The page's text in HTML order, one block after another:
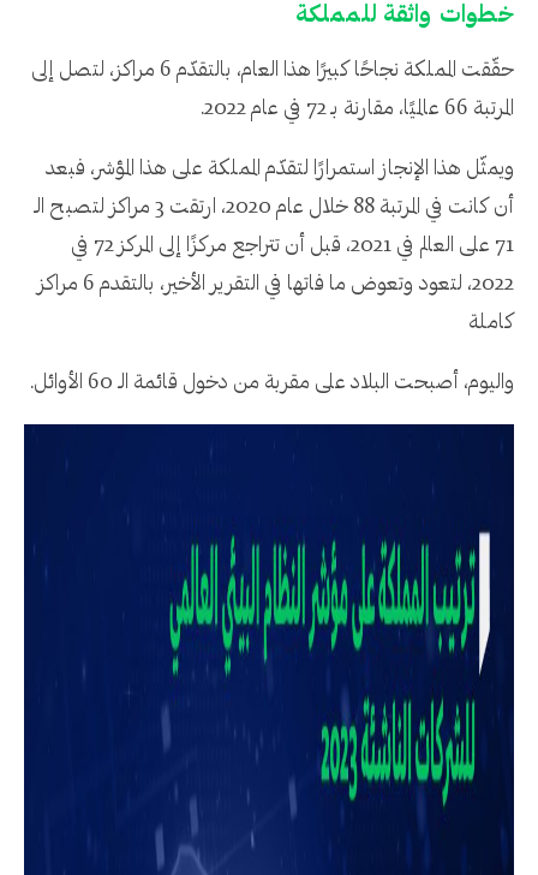
خطوات واثقة للمملكة
حقّقت المملكة نجاحًا كبيرًا هذا العام، بالتقدّم 6 مراكز، لتصل إلى
المرتبة 66 عالميًا، مقارنة بـ 72 في عام 2022.
ويمثّل هذا الإنجاز استمرارًا لتقدّم المملكة على هذا المؤشر، فبعد
أن كانت في المرتبة 88 خلال عام 2020، ارتقت 3 مراكز لتصبح الـ
71 على العالم في 2021، قبل أن تتراجع مركزًا إلى المركز 72 في
2022، لتعود وتعوض ما فاتها في التقرير الأخير، بالتقدم 6 مراكز
كاملة
واليوم، أصبحت البلاد على مقربة من دخول قائمة الـ 60 الأوائل.